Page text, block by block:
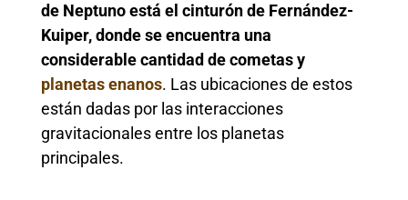
de Neptuno está el cinturón de Fernández-
Kuiper, donde se encuentra una
considerable cantidad de cometas y
planetas enanos. Las ubicaciones de estos
están dadas por las interacciones
gravitacionales entre los planetas
principales.